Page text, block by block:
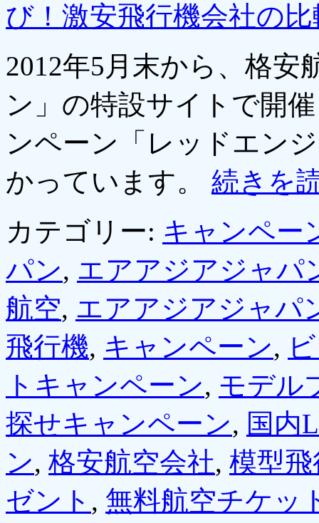
び！激安飛行機会社の
2012年5月末から、格安
ン」の特設サイトで開
ンペーン「レッドエン
かっています。 続きを
カテゴリー: キャンペー
パン, エアアジアジャパ
航空, エアアジアジャパ
飛行機, キャンペーン,
トキャンペーン, モデル
探せキャンペーン, 国内
ン, 格安航空会社, 模型
ゼント , 無料航空チケッ